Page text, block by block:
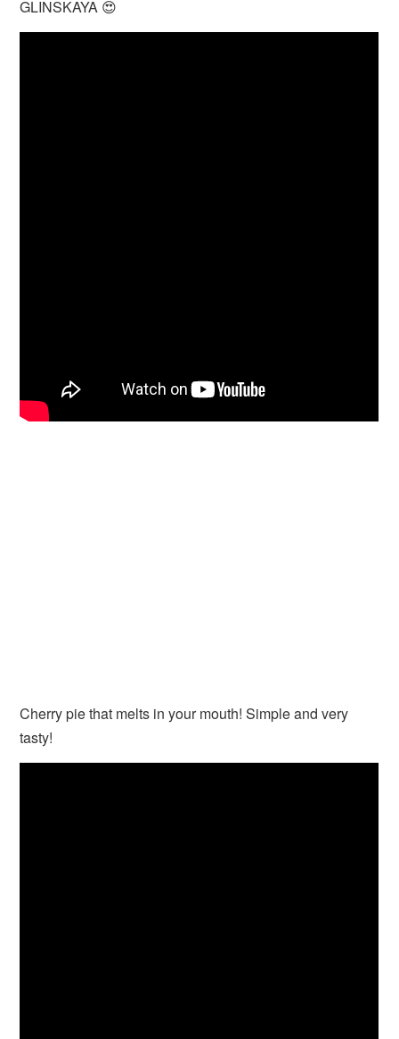
GLINSKAYA 😍
Cherry pie that melts in your mouth! Simple and very
tasty!